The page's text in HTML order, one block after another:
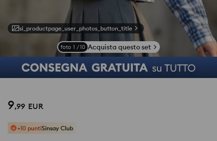
si_productpage_user_photos_button_title
foto 1 /10 Acquista questo set
9,99 EUR
+10 puntiSinsay Club